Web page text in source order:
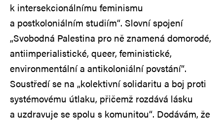
k intersekcionálnímu feminismu
a postkoloniálním studiím“. Slovní spojení
„Svobodná Palestina pro ně znamená domorodé,
antiimperialistické, queer, feministické,
environmentální a antikoloniální povstání“.
Soustředí se na „kolektivní solidaritu a boj proti
systémovému útlaku, přičemž rozdává lásku
a uzdravuje se spolu s komunitou“. Dodávám, že